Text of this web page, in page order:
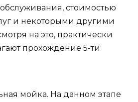
стоимостью
и некоторыми другими
на это, практически
прохождение 5-ти
мойка. На данном этапе